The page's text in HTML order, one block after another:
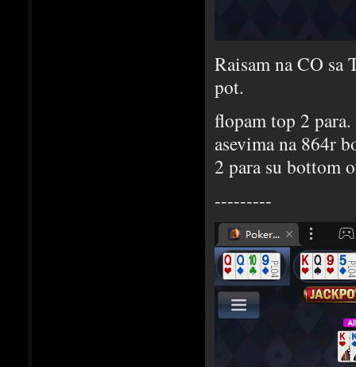
Raisam na CO
pot.
flopam top 2
asevima na 864r
2 para su bottom
---------